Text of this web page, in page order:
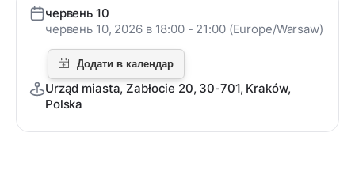
червень 10
червень 10, 2026 в 18:00 - 21:00 (Europe/Warsaw)
Urząd miasta, Zabłocie 20, 30-701, Kraków,
Polska